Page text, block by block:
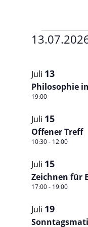
of
in
Photo
View
Juli 13
Philosophie
19:00
Juli 15
Offener Treff
10:30- 12:00
Juli 15
Zeichnen für
17:00- 19:00
Juli 19